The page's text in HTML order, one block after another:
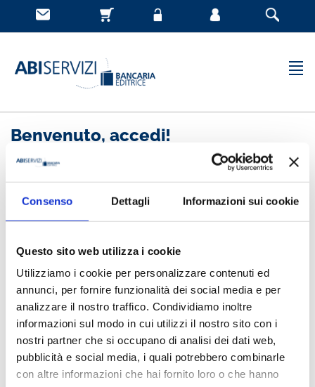
Consenso Dettagli Informazioni sui cookie
Questo sito web utilizza i cookie
Utilizziamo i cookie per personalizzare contenuti ed
annunci, per fornire funzionalità dei social media e per
analizzare il nostro traffico. Condividiamo inoltre
informazioni sul modo in cui utilizzi il nostro sito con i
nostri partner che si occupano di analisi dei dati web,
pubblicità e social media, i quali potrebbero combinarle
con altre informazioni che hai fornito loro o che hanno
Benvenuto, accedi!
la storia degli acquisti effettuati